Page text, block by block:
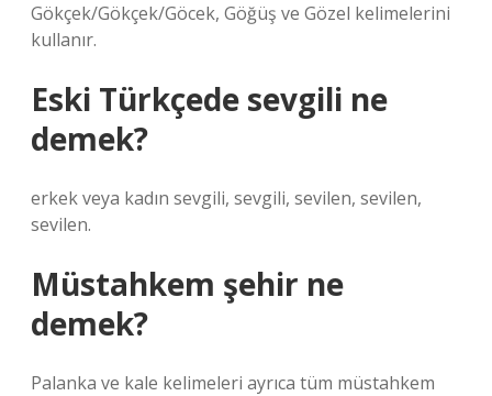
Gökçek/Gökçek/Göcek, Göğüş ve Gözel kelimelerini
kullanır.
Eski Türkçede sevgili ne
demek?
erkek veya kadın sevgili, sevgili, sevilen, sevilen,
sevilen.
Müstahkem şehir ne
demek?
Palanka ve kale kelimeleri ayrıca tüm müstahkem